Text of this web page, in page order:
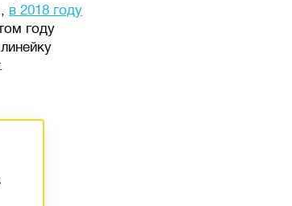
в 2018 году
году